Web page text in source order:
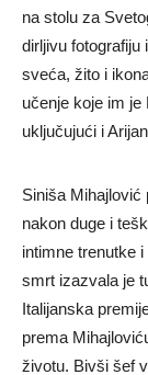
na stolu za
dirljivu fotografiju
sveća, žito i
učenje koje im
uključujući i
Siniša Mihajlović
nakon duge i
intimne trenutke
smrt izazvala je
Italijanska
prema
životu. Bivši šef